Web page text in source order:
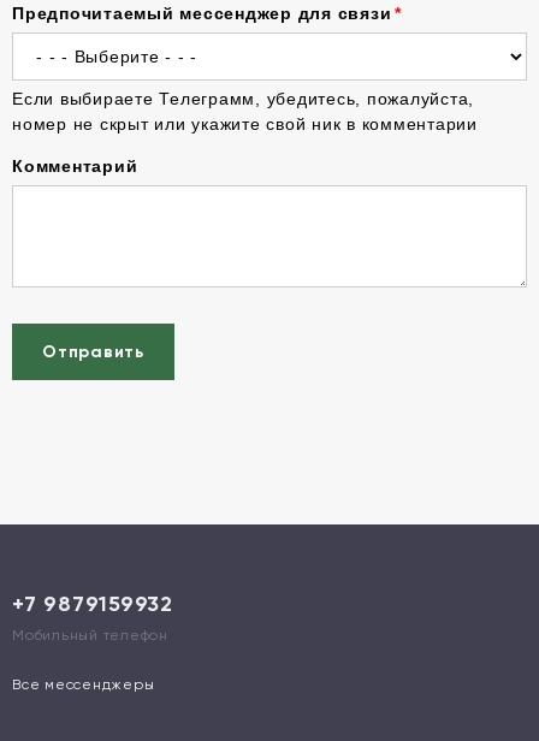
Предпочитаемый мессенджер для связи
Если выбираете Телеграмм, убедитесь, пожалуйста,
номер не скрыт или укажите свой ник в комментарии
Комментарий
Отправить
+7 9879159932
Мобильный телефон
Все мессенджеры